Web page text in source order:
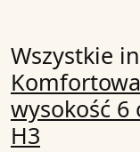
Wszystkie
wysokość
H3